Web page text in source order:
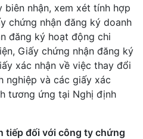
biên nhận, xem xét tính hợp
chứng nhận đăng ký doanh
đăng ký hoạt động chi
Giấy chứng nhận đăng ký
xác nhận về việc thay đổi
nghiệp và các giấy xác
tương ứng tại Nghị định
tiếp đối với công ty chứng